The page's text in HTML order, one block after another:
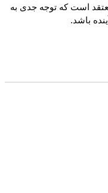
است که توجه جدی به
باشد.